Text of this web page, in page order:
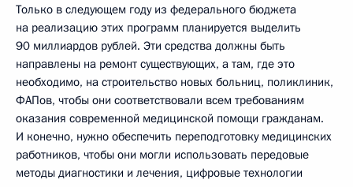
Только в следующем году из федерального бюджета
на реализацию этих программ планируется выделить
90 миллиардов рублей. Эти средства должны быть
направлены на ремонт существующих, а там, где это
необходимо, на строительство новых больниц, поликлиник,
ФАПов, чтобы они соответствовали всем требованиям
оказания современной медицинской помощи гражданам.
И конечно, нужно обеспечить переподготовку медицинских
работников, чтобы они могли использовать передовые
методы диагностики и лечения, цифровые технологии